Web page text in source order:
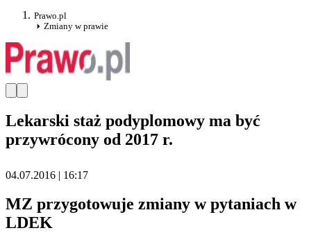
Prawo.pl
Zmiany w prawie
Lekarski staż podyplomowy ma być
przywrócony od 2017 r.
04.07.2016 | 16:17
MZ przygotowuje zmiany w pytaniach w
LDEK